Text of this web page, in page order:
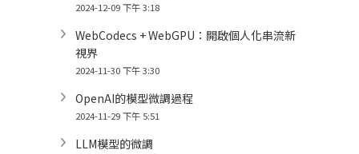
2024-12-09 下午 3:18
WebCodecs + WebGPU：開啟個人化串流新
視界
2024-11-30 下午 3:30
OpenAI的模型微調過程
2024-11-29 下午 5:51
LLM模型的微調